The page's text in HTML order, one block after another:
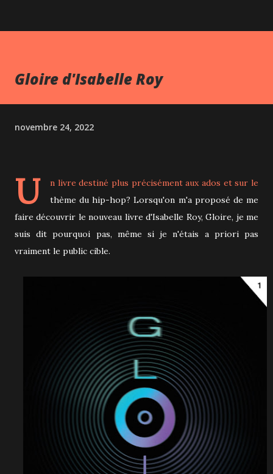
Gloire d'Isabelle Roy
novembre 24, 2022
U
n livre destiné plus précisément aux ados et sur le
thème du hip-hop? Lorsqu'on m'a proposé de me
faire découvrir le nouveau livre d'Isabelle Roy, Gloire, je me
suis dit pourquoi pas, même si je n'étais a priori pas
vraiment le public cible.